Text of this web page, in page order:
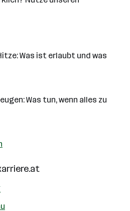
Was ist erlaubt und was
Was tun, wenn alles zu